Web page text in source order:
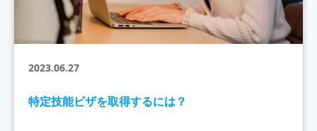
2023.06.27
特定技能ビザを取得するには？